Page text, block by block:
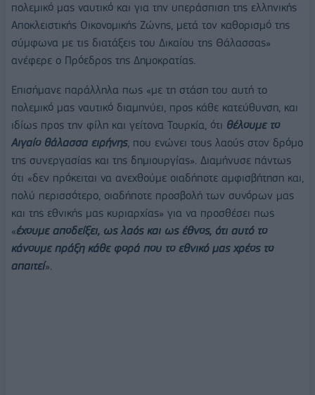
πολεμικό μας ναυτικό και για την υπεράσπιση της ελληνικής
Αποκλειστικής Οικονομικής Ζώνης, μετά τον καθορισμό της
σύμφωνα με τις διατάξεις του Δικαίου της Θάλασσας»
ανέφερε ο Πρόεδρος της Δημοκρατίας.
Επισήμανε παράλληλα πως «με τη στάση του αυτή το
πολεμικό μας ναυτικό διαμηνύει, προς κάθε κατεύθυνση, και
ιδίως προς την φίλη και γείτονα Τουρκία, ότι θέλουμε το
Αιγαίο θάλασσα ειρήνης, που ενώνει τους λαούς στον δρόμο
της συνεργασίας και της δημιουργίας». Διαμήνυσε πάντως
ότι «δεν πρόκειται να ανεχθούμε οιαδήποτε αμφισβήτηση και,
πολύ περισσότερο, οιαδήποτε προσβολή των συνόρων μας
και της εθνικής μας κυριαρχίας» για να προσθέσει πως
«έχουμε αποδείξει, ως λαός και ως έθνος, ότι αυτό το
κάνουμε πράξη κάθε φορά που το εθνικό μας χρέος το
απαιτεί».